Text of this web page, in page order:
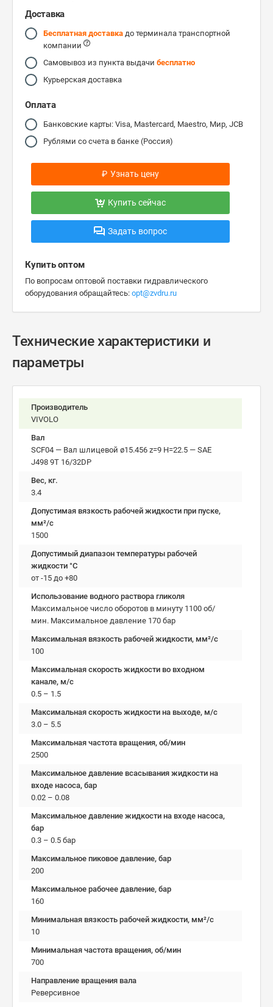
Доставка
Бесплатная доставка до терминала транспортной
компании
Самовывоз из пункта выдачи бесплатно
Курьерская доставка
Оплата
Банковские карты: Visa, Mastercard, Maestro, Мир, JCB
Рублями со счета в банке (Россия)
₽ Узнать цену
Купить сейчас
Задать вопрос
Купить оптом
По вопросам оптовой поставки гидравлического
оборудования обращайтесь: opt@zvdru.ru
Технические характеристики и
параметры
Производитель
VIVOLO
Вал
SCF04 — Вал шлицевой ø15.456 z=9 H=22.5 — SAE
J498 9T 16/32DP
Вес, кг.
3.4
Допустимая вязкость рабочей жидкости при пуске,
мм²/c
1500
Допустимый диапазон температуры рабочей
жидкости °C
от -15 до +80
Использование водного раствора гликоля
Максимальное число оборотов в минуту 1100 об/
мин. Максимальное давление 170 бар
Максимальная вязкость рабочей жидкости, мм²/c
100
Максимальная скорость жидкости во входном
канале, м/с
0.5 – 1.5
Максимальная скорость жидкости на выходе, м/с
3.0 – 5.5
Максимальная частота вращения, об/мин
2500
Максимальное давление всасывания жидкости на
входе насоса, бар
0.02 – 0.08
Максимальное давление жидкости на входе насоса,
бар
0.3 – 0.5 бар
Максимальное пиковое давление, бар
200
Максимальное рабочее давление, бар
160
Минимальная вязкость рабочей жидкости, мм²/c
10
Минимальная частота вращения, об/мин
700
Направление вращения вала
Реверсивное